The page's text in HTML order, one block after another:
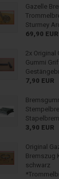
Gazelle
Sturmey
69,90 EUR
2x Original
Gummi
7,90 EUR
3,90 EUR
Original
Bremszug
schwarz